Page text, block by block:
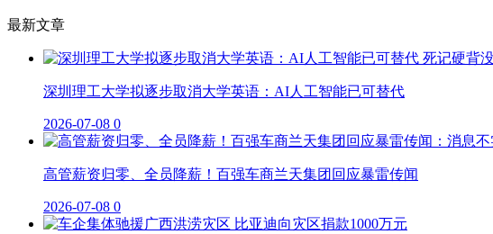
最新文章
深圳理工大学拟逐步取消大学英语：AI人工智能已可替代
2026-07-08 0
高管薪资归零、全员降薪！百强车商兰天集团回应暴雷传闻
2026-07-08 0